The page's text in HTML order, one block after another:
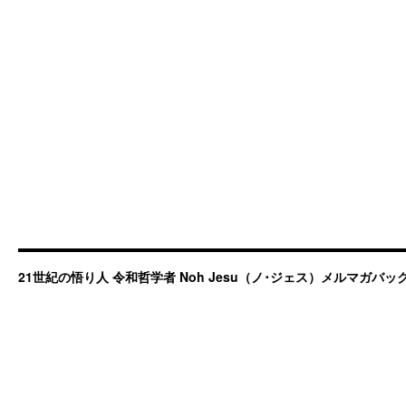
21世紀の悟り人 令和哲学者 Noh Jesu（ノ･ジェス）メルマガバッ